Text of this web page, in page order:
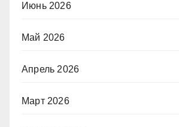
Июнь 2026
Май 2026
Апрель 2026
Март 2026